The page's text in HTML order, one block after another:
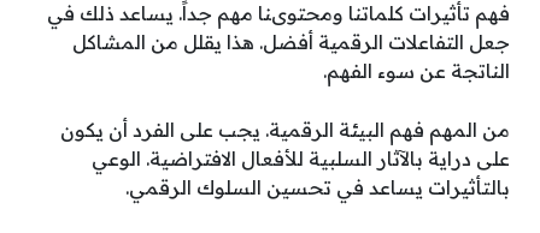
فهم تأثيرات كلماتنا ومحتوىنا مهم جداً. يساعد ذلك في
جعل التفاعلات الرقمية أفضل. هذا يقلل من المشاكل
الناتجة عن سوء الفهم.
من المهم فهم البيئة الرقمية. يجب على الفرد أن يكون
على دراية بالآثار السلبية للأفعال الافتراضية. الوعي
بالتأثيرات يساعد في تحسين السلوك الرقمي.